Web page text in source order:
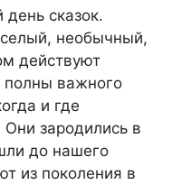
сказок.
необычный,
действуют
полны важного
и где
Они зародились в
до нашего
из поколения в